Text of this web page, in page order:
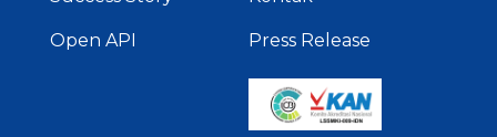
Open API Press Release